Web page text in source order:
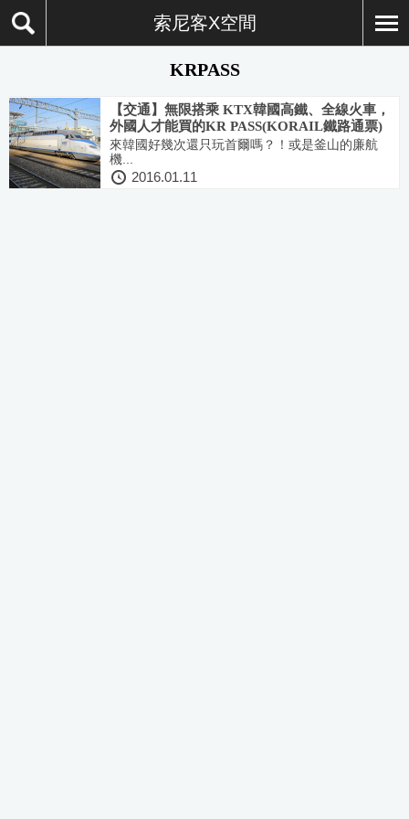
索尼客X空間
KRPASS
【交通】無限搭乘 KTX韓國高鐵、全線火車，
外國人才能買的KR PASS(KORAIL鐵路通票)
來韓國好幾次還只玩首爾嗎？！或是釜山的廉航
機...
2016.01.11